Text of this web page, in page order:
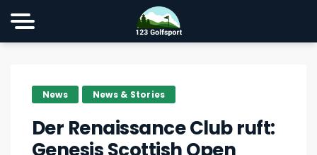
News News & Stories
Der Renaissance Club ruft: